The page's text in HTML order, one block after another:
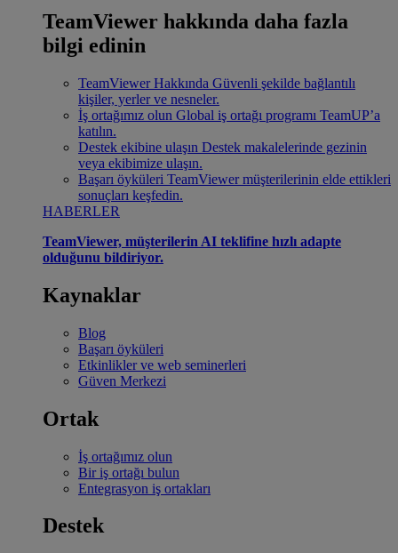
TeamViewer hakkında daha fazla
bilgi edinin
TeamViewer Hakkında Güvenli şekilde bağlantılı
kişiler, yerler ve nesneler.
İş ortağımız olun Global iş ortağı programı TeamUP’a
katılın.
Destek ekibine ulaşın Destek makalelerinde gezinin
veya ekibimize ulaşın.
Başarı öyküleri TeamViewer müşterilerinin elde ettikleri
sonuçları keşfedin.
HABERLER
TeamViewer, müşterilerin AI teklifine hızlı adapte
olduğunu bildiriyor.
Kaynaklar
Blog
Başarı öyküleri
Etkinlikler ve web seminerleri
Güven Merkezi
Ortak
İş ortağımız olun
Bir iş ortağı bulun
Entegrasyon iş ortakları
Destek